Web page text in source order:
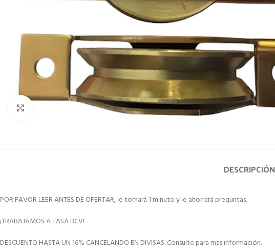
DESCRIPCIÓN
POR FAVOR LEER ANTES DE OFERTAR, le tomará 1 minuto y le ahorrará preguntas.
¡TRABAJAMOS A TASA BCV!
DESCUENTO HASTA UN 16% CANCELANDO EN DIVISAS. Consulte para mas información.